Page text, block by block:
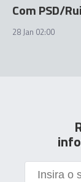
Com PSD/
28 Jan 02:00